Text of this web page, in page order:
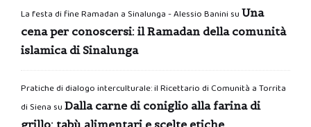
La festa di fine Ramadan a Sinalunga - Alessio Banini su Una
cena per conoscersi: il Ramadan della comunità
islamica di Sinalunga
Pratiche di dialogo interculturale: il Ricettario di Comunità a Torrita
di Siena su Dalla carne di coniglio alla farina di